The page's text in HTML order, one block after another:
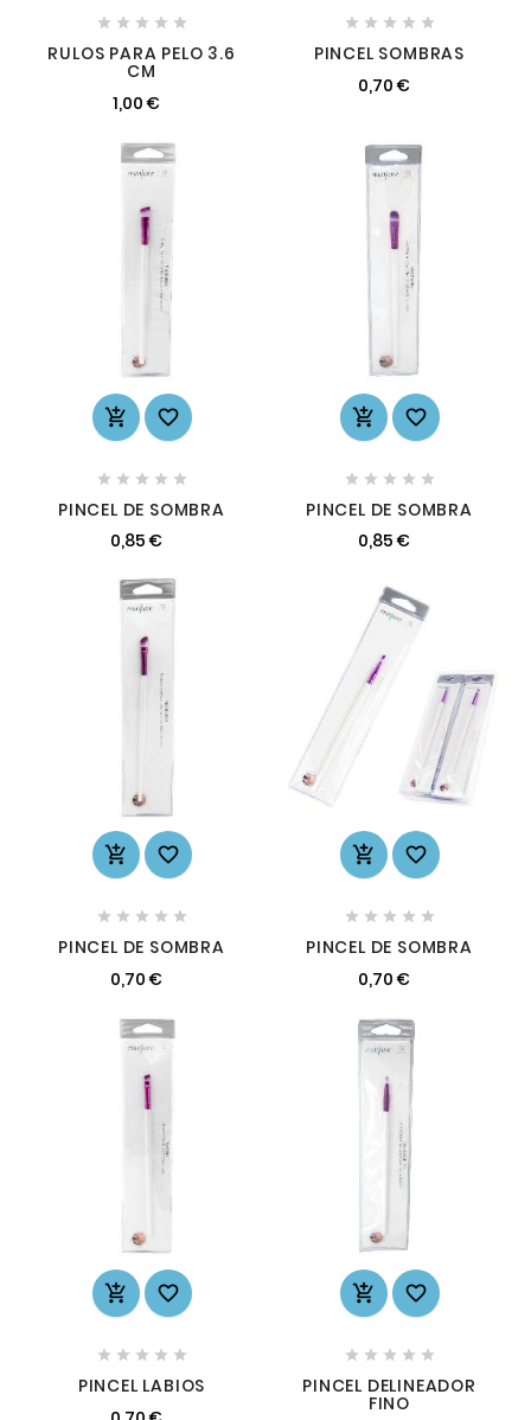
    
RULOS PARA PELO 3.6
CM
1,00 €
    
PINCEL SOMBRAS
0,70 €
 
    
PINCEL DE SOMBRA
0,85 €
 
    
PINCEL DE SOMBRA
0,85 €
 
    
PINCEL DE SOMBRA
0,70 €
 
    
PINCEL DE SOMBRA
0,70 €
 
    
PINCEL LABIOS
 
    
PINCEL DELINEADOR
FINO